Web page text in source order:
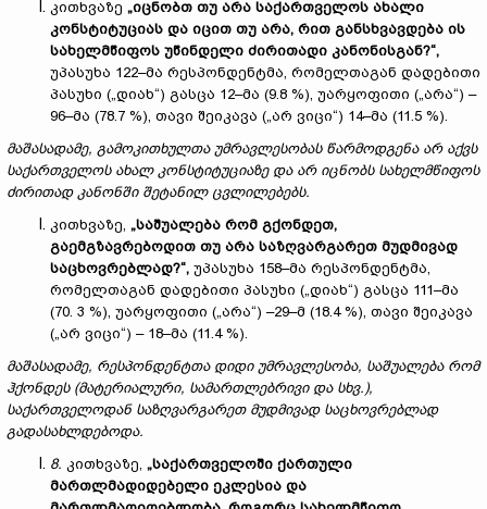
კითხვაზე „იცნობთ თუ არა საქართველოს ახალი
კონსტიტუციას და იცით თუ არა, რით განსხვავდება ის
სახელმწიფოს უწინდელი ძირითადი კანონისგან?“,
უპასუხა 122–მა რესპონდენტმა, რომელთაგან დადებითი
პასუხი („დიახ“) გასცა 12–მა (9.8 %), უარყოფითი („არა“) –
96–მა (78.7 %), თავი შეიკავა („არ ვიცი“) 14–მა (11.5 %).
მაშასადამე, გამოკითხულთა უმრავლესობას წარმოდგენა არ აქვს
საქართველოს ახალ კონსტიტუციაზე და არ იცნობს სახელმწიფოს
ძირითად კანონში შეტანილ ცვლილებებს.
კითხვაზე, „საშუალება რომ გქონდეთ,
გაემგზავრებოდით თუ არა საზღვარგარეთ მუდმივად
საცხოვრებლად?“, უპასუხა 158–მა რესპონდენტმა,
რომელთაგან დადებითი პასუხი („დიახ“) გასცა 111–მა
(70. 3 %), უარყოფითი („არა“) –29–მ (18.4 %), თავი შეიკავა
(„არ ვიცი“) – 18–მა (11.4 %).
მაშასადამე, რესპონდენტთა დიდი უმრავლესობა, საშუალება რომ
ჰქონდეს (მატერიალური, სამართლებრივი და სხვ.),
საქართველოდან საზღვარგარეთ მუდმივად საცხოვრებლად
გადასახლდებოდა.
8. კითხვაზე, „საქართველოში ქართული
მართლმადიდებელი ეკლესია და